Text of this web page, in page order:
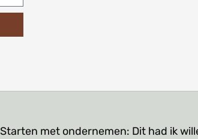
Starten met ondernemen: Dit had ik